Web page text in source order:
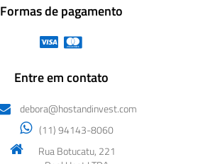
Formas de pagamento
Entre em contato
debora@hostandinvest.com
(11) 94143-8060
Rua Botucatu, 221